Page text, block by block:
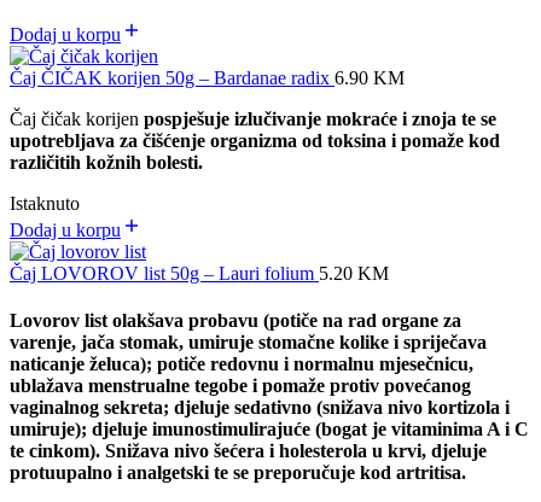
Dodaj u korpu
Čaj ČIČAK korijen 50g – Bardanae radix 6.90 KM
Čaj čičak korijen pospješuje izlučivanje mokraće i znoja te se
upotrebljava za čišćenje organizma od toksina i pomaže kod
različitih kožnih bolesti.
Istaknuto
Dodaj u korpu
Čaj LOVOROV list 50g – Lauri folium 5.20 KM
Lovorov list olakšava probavu (potiče na rad organe za
varenje, jača stomak, umiruje stomačne kolike i spriječava
naticanje želuca); potiče redovnu i normalnu mjesečnicu,
ublažava menstrualne tegobe i pomaže protiv povećanog
vaginalnog sekreta; djeluje sedativno (snižava nivo kortizola i
umiruje); djeluje imunostimulirajuće (bogat je vitaminima A i C
te cinkom). Snižava nivo šećera i holesterola u krvi, djeluje
protuupalno i analgetski te se preporučuje kod artritisa.